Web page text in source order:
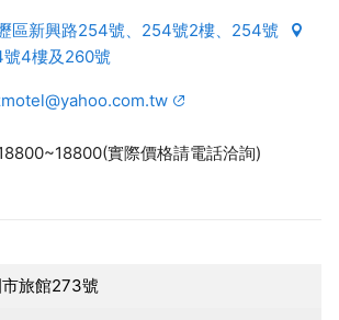
區新興路254號、254號2樓、254號
4樓及260號
實際價格請電話洽詢)
旅館273號